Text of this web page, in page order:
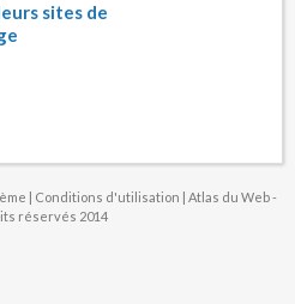
sites de
| Conditions d'utilisation | Atlas du Web -
réservés 2014